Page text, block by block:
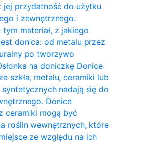
jej przydatność do użytku
i zewnętrznego.
tym materiał, z jakiego
donica: od metalu przez
po tworzywo
na doniczkę Donice
szkła, metalu, ceramiki lub
syntetycznych nadają się do
Donice
ceramiki mogą być
roślin wewnętrznych, które
ze względu na ich